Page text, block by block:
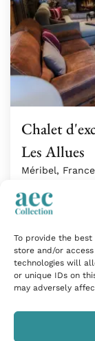
To provide the best
store and/or
technologies will
or unique IDs on
may adversely
Chalet
Les Allues
Méribel, France
800m²
Allues,…